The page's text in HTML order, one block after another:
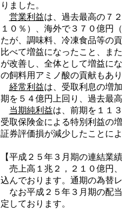
りました。
営業利益は、過去最高の７
１０％）、海外で３７０億円
たが、調味料、冷凍食品等の
比べて増益になったこと、ま
が改善し、全体として増益に
の飼料用アミノ酸の貢献もあ
経常利益は、受取利息の増
期を５４億円上回り、過去最
当期純利益は、前期を１１
受取保険金による特別利益の
証券評価損が減少したことに
【平成２５年３月期の連結業績
売上高１兆２，２１０億円
込んでおります。通期の為替
なお平成２５年３月期の配
定しております。